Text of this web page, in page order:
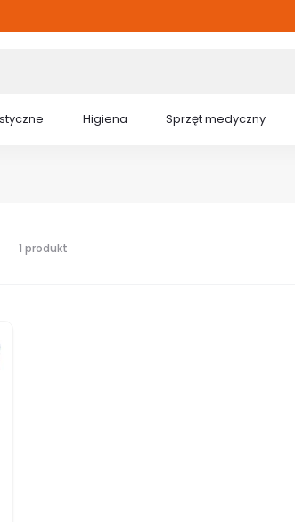
Higiena Sprzęt medyczny
1 produkt